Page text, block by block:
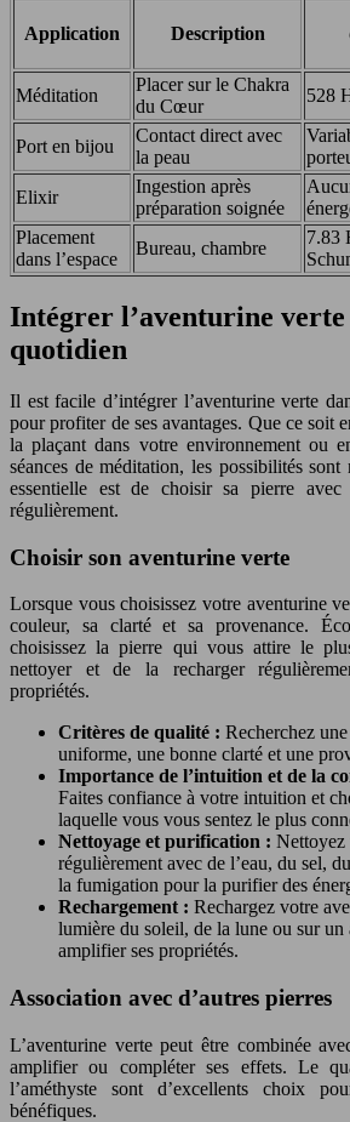
Application Description
Méditation
Placer sur le Chakra
du Cœur
528
Port en bijou
Contact direct avec
la peau
Elixir
Ingestion après
préparation soignée
Placement
dans l’espace
Bureau, chambre
7.83
Intégrer l’aventurine verte
quotidien
Il est facile d’intégrer l’aventurine verte
pour profiter de ses avantages. Que ce soit
la plaçant dans votre environnement ou
séances de méditation, les possibilités sont
essentielle est de choisir sa pierre
régulièrement.
Choisir son aventurine verte
Lorsque vous choisissez votre aventurine
couleur, sa clarté et sa provenance.
choisissez la pierre qui vous attire le
nettoyer et de la recharger
propriétés.
Critères de qualité : Recherchez
uniforme, une bonne clarté et une
Importance de l’intuition et de la
Faites confiance à votre intuition et
laquelle vous vous sentez le plus
Nettoyage et purification : Nettoyez
régulièrement avec de l’eau, du sel,
la fumigation pour la purifier des
Rechargement : Rechargez votre
lumière du soleil, de la lune ou sur un
amplifier ses propriétés.
Association avec d’autres pierres
L’aventurine verte peut être combinée
amplifier ou compléter ses effets. Le
l’améthyste sont d’excellents choix
bénéfiques.